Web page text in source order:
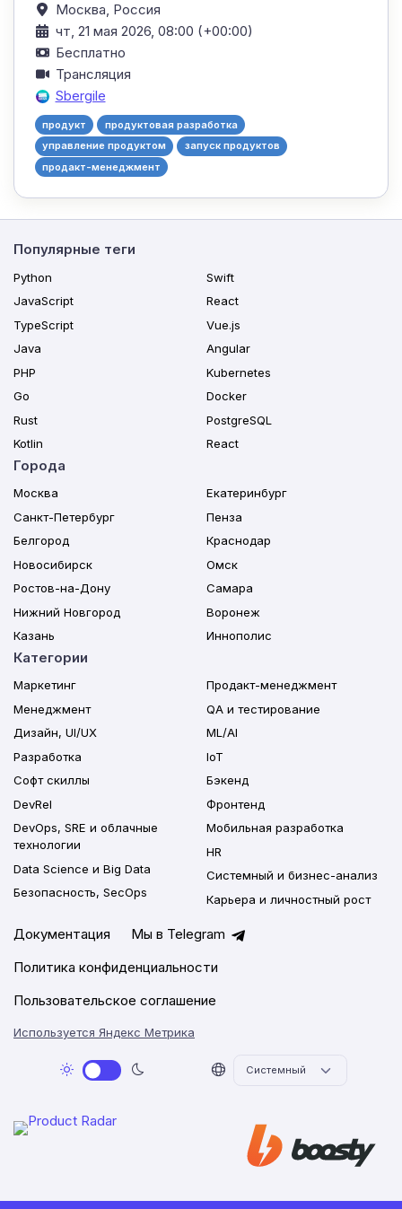
Москва, Россия
чт, 21 мая 2026, 08:00 (+00:00)
Бесплатно
Трансляция
Sbergile
продукт
продуктовая разработка
управление продуктом
запуск продуктов
продакт-менеджмент
Популярные теги
Python
JavaScript
TypeScript
Java
PHP
Go
Rust
Kotlin
Swift
React
Vue.js
Angular
Kubernetes
Docker
PostgreSQL
React
Города
Москва
Санкт-Петербург
Белгород
Новосибирск
Ростов-на-Дону
Нижний Новгород
Казань
Екатеринбург
Пенза
Краснодар
Омск
Самара
Воронеж
Иннополис
Категории
Маркетинг
Менеджмент
Дизайн, UI/UX
Разработка
Софт скиллы
DevRel
DevOps, SRE и облачные
технологии
Data Science и Big Data
Безопасность, SecOps
Продакт-менеджмент
QA и тестирование
ML/AI
IoT
Бэкенд
Фронтенд
Мобильная разработка
HR
Системный и бизнес-анализ
Карьера и личностный рост
Документация
Мы в Telegram
Политика конфиденциальности
Пользовательское соглашение
Используется Яндекс Метрика